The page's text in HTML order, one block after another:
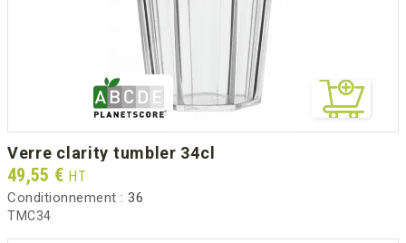
verre clarity tumbler 34cl
Prix
49,55 € HT
Conditionnement : 36
TMC34